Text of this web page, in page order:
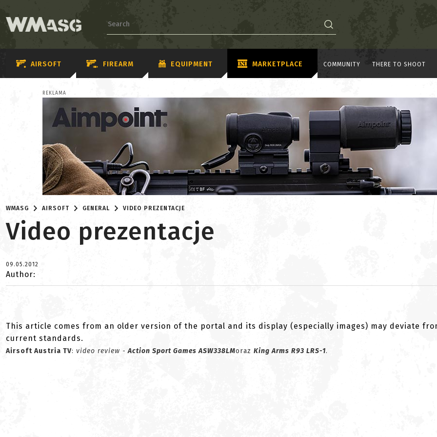
AIRSOFT FIREARM EQUIPMENT MARKETPLACE COMMUNITY THERE TO SHOOT
REKLAMA
WMASG AIRSOFT GENERAL VIDEO PREZENTACJE
Video prezentacje
09.05.2012
Author:
This article comes from an older version of the portal and its display (especially images) may deviate
current standards.
Airsoft Austria TV: video review - Action Sport Games ASW338LMoraz King Arms R93 LRS-1.